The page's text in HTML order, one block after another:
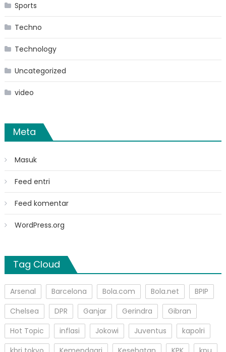
Sports
Techno
Technology
Uncategorized
video
Meta
Masuk
Feed entri
Feed komentar
WordPress.org
Tag Cloud
Arsenal Barcelona Bola.com Bola.net
BPIP
Chelsea
DPR Ganjar Gerindra
Gibran
Hot Topic
inflasi Jokowi Juventus
kapolri